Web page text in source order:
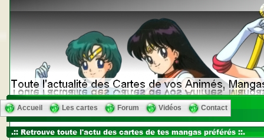
Accueil Les cartes Forum Vidéos Contact